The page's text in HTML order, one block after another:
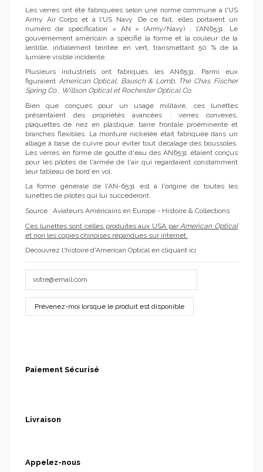
Les verres ont été fabriquées selon une norme commune à l'US
Army Air Corps et à l'US Navy. De ce fait, elles portaient un
numéro de spécification « AN » (Army/Navy) : l'AN6531. Le
gouvernement américain a spécifié la forme et la couleur de la
lentille, initialement teintée en vert, transmettant 50 % de la
lumière visible incidente.
Plusieurs industriels ont fabriqués les AN6531. Parmi eux
figuraient American Optical, Bausch & Lomb, The Chas. Fischer
Spring Co., Willson Optical et Rochester Optical Co.
Bien que conçues pour un usage militaire, ces lunettes
présentaient des propriétés avancées : verres convexes,
plaquettes de nez en plastique, barre frontale proéminente et
branches flexibles. La monture nickelée était fabriquée dans un
alliage à base de cuivre pour éviter tout décalage des boussoles.
Les verres en forme de goutte d'eau des AN6531 étaient conçus
pour les pilotes de l'armée de l'air qui regardaient constamment
leur tableau de bord en vol.
La forme générale de l'AN-6531 est à l'origine de toutes les
lunettes de pilotes qui lui succéderont.
Source : Aviateurs Américains en Europe - Histoire & Collections
Ces lunettes sont celles produites aux USA par American Optical
et non les copies chinoises répandues sur internet.
Découvrez l'histoire d'American Optical en cliquant ici
Paiement Sécurisé
Livraison
Appelez-nous